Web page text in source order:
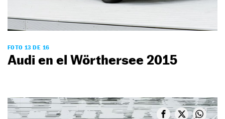
FOTO 13 DE 16
Audi en el Wörthersee 2015